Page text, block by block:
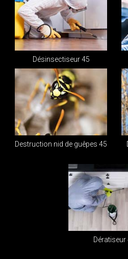
Désinsectiseur 45
Destruction nid de guêpes 45
Dératiseur